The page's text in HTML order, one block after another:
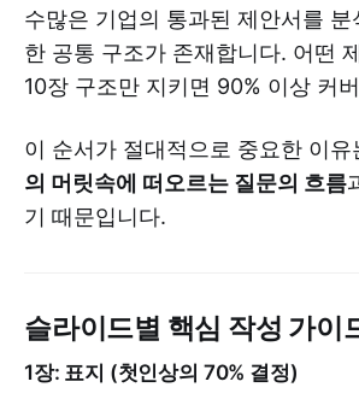
수많은 기업의 통과된 제안서를
한 공통 구조가 존재합니다. 어떤
10장 구조만 지키면 90% 이상 커
이 순서가 절대적으로 중요한 이유
의 머릿속에 떠오르는 질문의 흐름
기 때문입니다.
슬라이드별 핵심 작성 가이
1장: 표지 (첫인상의 70% 결정)